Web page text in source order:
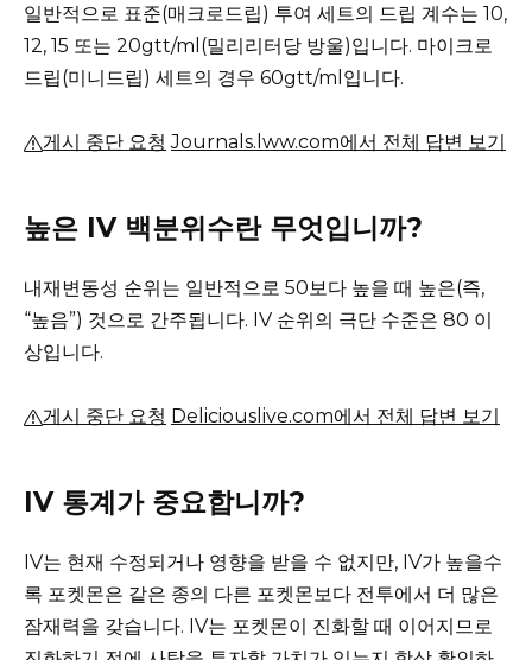
일반적으로 표준(매크로드립) 투여 세트의 드립 계수는 10,
12, 15 또는 20gtt/ml(밀리리터당 방울)입니다. 마이크로
드립(미니드립) 세트의 경우 60gtt/ml입니다.
게시 중단 요청 Journals.lww.com에서 전체 답변 보기
높은 IV 백분위수란 무엇입니까?
내재변동성 순위는 일반적으로 50보다 높을 때 높은(즉,
“높음”) 것으로 간주됩니다. IV 순위의 극단 수준은 80 이
상입니다.
게시 중단 요청 Deliciouslive.com에서 전체 답변 보기
IV 통계가 중요합니까?
IV는 현재 수정되거나 영향을 받을 수 없지만, IV가 높을수
록 포켓몬은 같은 종의 다른 포켓몬보다 전투에서 더 많은
잠재력을 갖습니다. IV는 포켓몬이 진화할 때 이어지므로